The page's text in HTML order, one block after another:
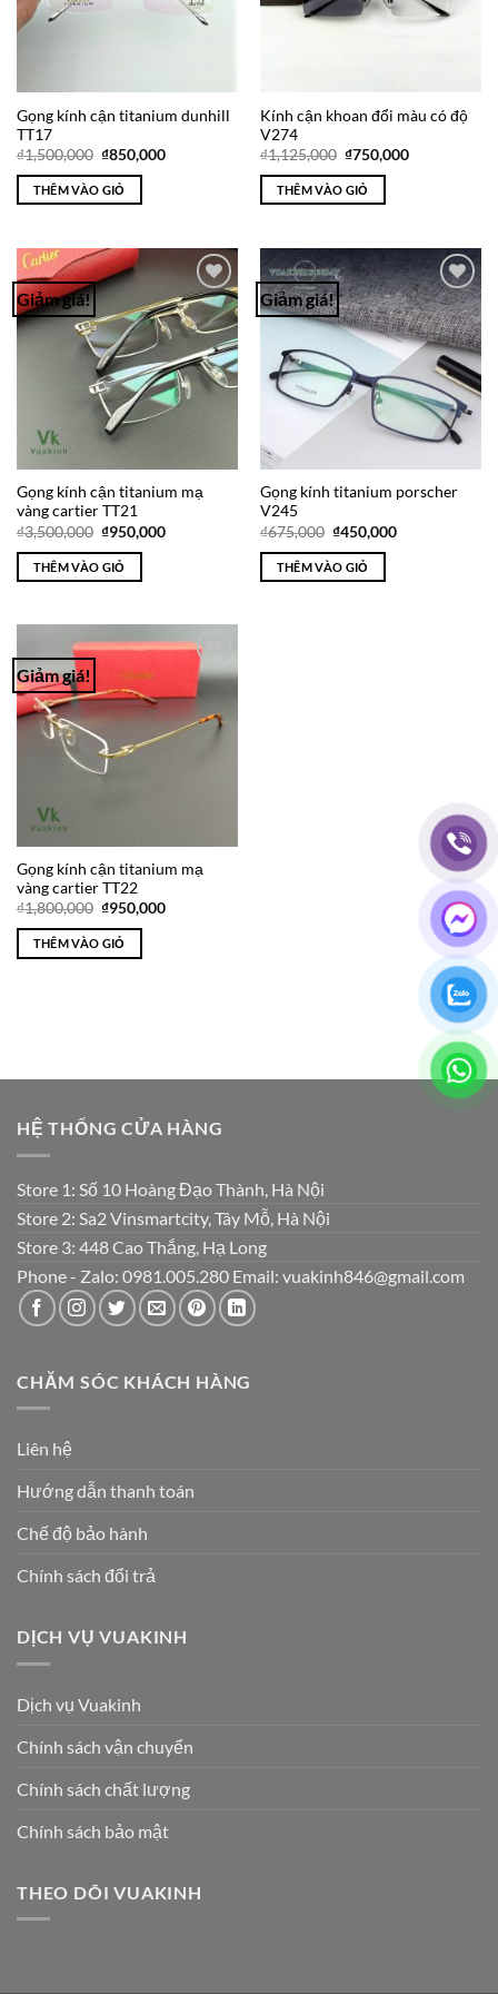
Gọng kính cận titanium dunhill
TT17
₫1,500,000 Giá
là:
₫1,500,000.
₫850,000Giá
THÊM VÀO GIỎ
Kính cận khoan đổi màu có độ
V274
₫1,125,000 Giá
là:
₫1,125,000.
₫750,000Giá
THÊM VÀO GIỎ
Giảm giá!
Add to
Wishlist
Gọng kính cận titanium mạ
vàng cartier TT21
₫3,500,000 Giá
là:
₫3,500,000.
₫950,000Giá
THÊM VÀO GIỎ
Giảm giá!
Add to
Wishlist
Gọng kính titanium porscher
V245
₫675,000 Giá
là:
₫675,000.
₫450,000Giá
THÊM VÀO GIỎ
Giảm giá!
Add to
Wishlist
Gọng kính cận titanium mạ
vàng cartier TT22
₫1,800,000 Giá
là:
₫1,800,000.
₫950,000Giá
THÊM VÀO GIỎ
HỆ THỐNG CỬA HÀNG
Store 1: Số 10 Hoàng Đạo Thành, Hà Nội
Store 2: Sa2 Vinsmartcity, Tây Mỗ, Hà Nội
Store 3: 448 Cao Thắng, Hạ Long
Phone - Zalo: 0981.005.280 Email: vuakinh846@gmail.com
CHĂM SÓC KHÁCH HÀNG
Liên hệ
Hướng dẫn thanh toán
Chế độ bảo hành
Chính sách đổi trả
DỊCH VỤ VUAKINH
Dịch vụ Vuakinh
Chính sách vận chuyển
Chính sách chất lượng
Chính sách bảo mật
THEO DÕI VUAKINH